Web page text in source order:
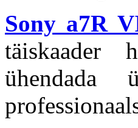
Sony a7R
täiskaader
ühendada